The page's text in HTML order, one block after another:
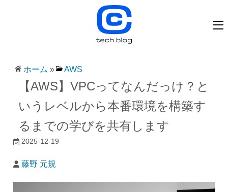
ホーム » AWS
【AWS】VPCってなんだっけ？と
いうレベルから本番環境を構築す
るまでの学びを共有します
2025-12-19
藤野 元規